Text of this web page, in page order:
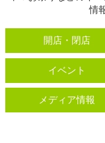
情
開店・閉店
イベント
メディア情報